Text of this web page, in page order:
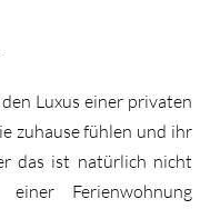
Luxus einer privaten
zuhause fühlen und ihr
das ist natürlich nicht
Ferienwohnung